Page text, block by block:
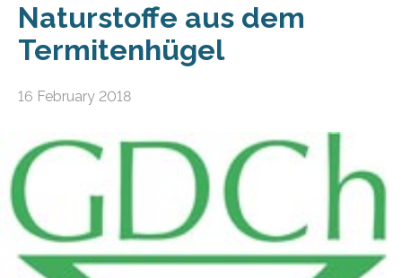
Naturstoffe aus dem
Termitenhügel
16 February 2018